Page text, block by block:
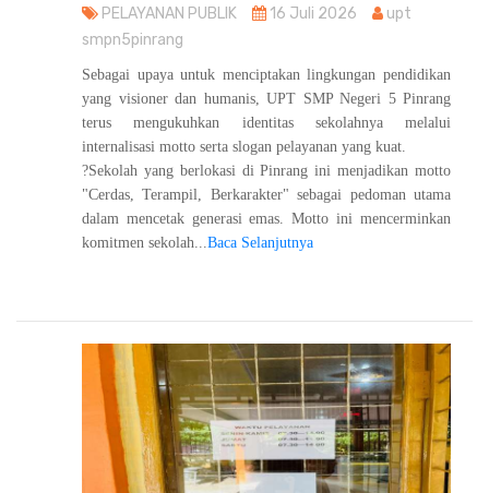
PELAYANAN PUBLIK 16 Juli 2026
upt
smpn5pinrang
Sebagai upaya untuk menciptakan lingkungan pendidikan
yang visioner dan humanis, UPT SMP Negeri 5 Pinrang
terus mengukuhkan identitas sekolahnya melalui
internalisasi motto serta slogan pelayanan yang kuat.
?Sekolah yang berlokasi di Pinrang ini menjadikan motto
"Cerdas, Terampil, Berkarakter" sebagai pedoman utama
dalam mencetak generasi emas. Motto ini mencerminkan
komitmen sekolah... Baca Selanjutnya